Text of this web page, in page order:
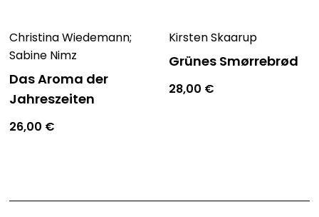
Christina Wiedemann;
Sabine Nimz
Das Aroma der
Jahreszeiten
26,00 €
Kirsten Skaarup
Grünes Smørrebrød
28,00 €